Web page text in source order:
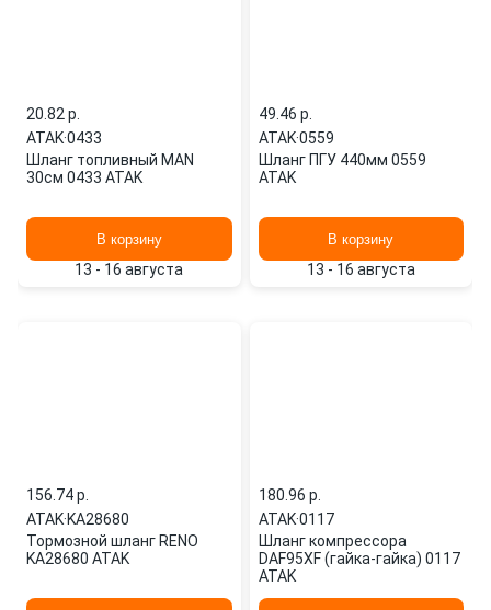
20.82 p.
ATAK·0433
Шланг топливный MAN
30см 0433 ATAK
В корзину
13 - 16 августа
49.46 p.
ATAK·0559
Шланг ПГУ 440мм 0559
ATAK
В корзину
13 - 16 августа
156.74 p.
ATAK·KA28680
Тормозной шланг RENO
KA28680 ATAK
180.96 p.
ATAK·0117
Шланг компрессора
DAF95XF (гайка-гайка) 0117
ATAK